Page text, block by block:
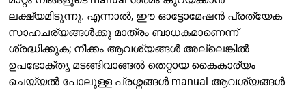
ലക്ഷ്യമിടുന്നു. എന്നാൽ, ഈ ഓട്ടോമേഷൻ പ്രത്യേക
സാഹചര്യങ്ങൾക്കു മാത്രം ബാധകമാണെന്ന്
ശ്രദ്ധിക്കുക; നീക്കം ആവശ്യങ്ങൾ അല്ലെങ്കിൽ
ഉപഭോക്തൃ മടങ്ങിവാങ്ങൽ തെറ്റായ കൈകാര്യം
ചെയ്യൽ പോലുള്ള പ്രശ്നങ്ങൾ manual ആവശ്യങ്ങൾ